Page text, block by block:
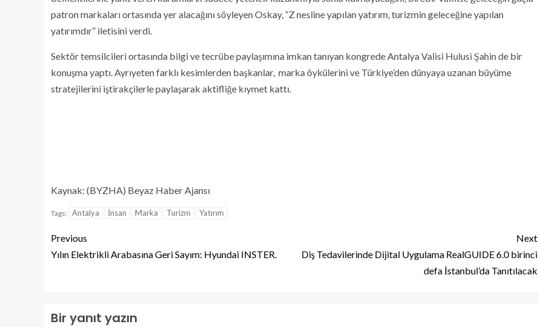
patron markaları ortasında yer alacağını söyleyen Oskay, “Z nesline yapılan yatırım, turizmin geleceğine yapılan
yatırımdır” iletisini verdi.
Sektör temsilcileri ortasında bilgi ve tecrübe paylaşımına imkan tanıyan kongrede Antalya Valisi Hulusi Şahin de bir
konuşma yaptı. Ayrıyeten farklı kesimlerden başkanlar, marka öykülerini ve Türkiye’den dünyaya uzanan büyüme
stratejilerini iştirakçilerle paylaşarak aktifliğe kıymet kattı.
Kaynak: (BYZHA) Beyaz Haber Ajansı
Tags: Antalya İnsan Marka Turizm Yatırım
Previous
Yılın Elektrikli Arabasına Geri Sayım: Hyundai INSTER.
Next
Diş Tedavilerinde Dijital Uygulama RealGUIDE 6.0 birinci
defa İstanbul’da Tanıtılacak
Bir yanıt yazın